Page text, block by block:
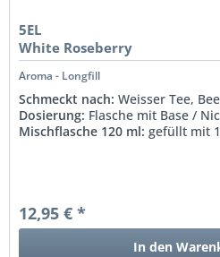
5EL
White Roseberry
Aroma - Longfill
Schmeckt nach: Weisser Tee,
Dosierung: Flasche mit Base /
Mischflasche 120 ml: gefüllt mit
12,95 € *
In den